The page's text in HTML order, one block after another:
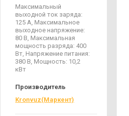
Максимальный
выходной ток заряда:
125 А, Максимальное
выходное напряжение:
80 В, Максимальная
мощность разряда: 400
Вт, Напряжение питания:
380 В, Мощность: 10,2
кВт
Производитель
Kronvuz(Маркент)